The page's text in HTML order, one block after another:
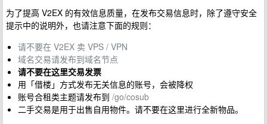
为了提高 V2EX 的有效信息质量，在发布交易信息时，除了遵守安全
提示中的说明外，也请注意下面的规则：
请不要在 V2EX 卖 VPS / VPN
域名交易请发布到域名节点
请不要在这里交易发票
用「借楼」方式发布无关信息的账号，会被降权
账号合租类主题请发布到 /go/cosub
二手交易是用于出售自用物件。请不要在这里进行全新物品。